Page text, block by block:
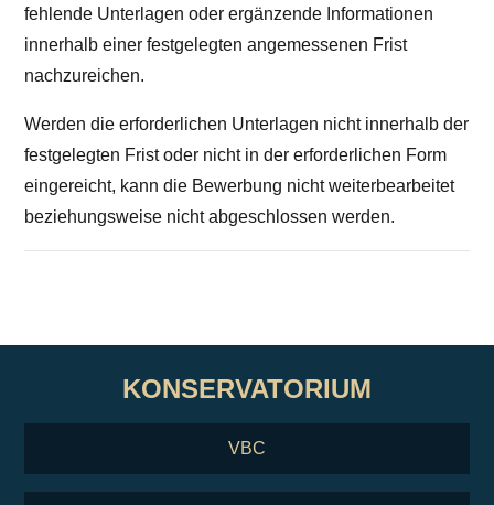
fehlende Unterlagen oder ergänzende Informationen
innerhalb einer festgelegten angemessenen Frist
nachzureichen.
Werden die erforderlichen Unterlagen nicht innerhalb der
festgelegten Frist oder nicht in der erforderlichen Form
eingereicht, kann die Bewerbung nicht weiterbearbeitet
beziehungsweise nicht abgeschlossen werden.
KONSERVATORIUM
VBC